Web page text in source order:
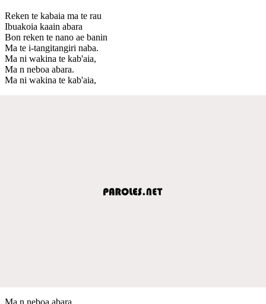
Reken te kabaia ma te rau
Ibuakoia kaain abara
Bon reken te nano ae banin
Ma te i-tangitangiri naba.
Ma ni wakina te kab'aia,
Ma n neboa abara.
Ma ni wakina te kab'aia,
Ma n neboa abara.